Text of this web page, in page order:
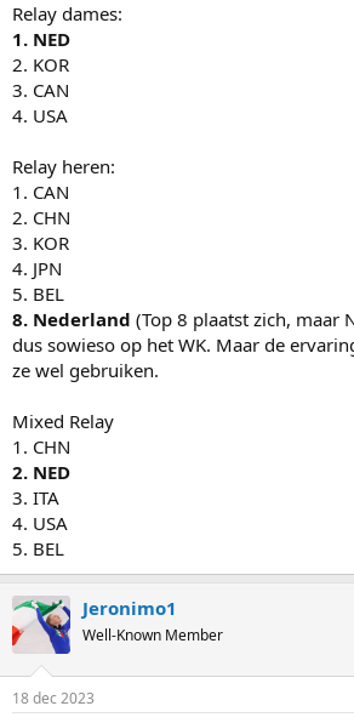
Relay dames:
1. NED
2. KOR
3. CAN
4. USA
Relay heren:
1. CAN
2. CHN
3. KOR
4. JPN
5. BEL
8. Nederland (Top 8 plaatst zich, maar
dus sowieso op het WK. Maar de
ze wel gebruiken.
Mixed Relay
1. CHN
2. NED
3. ITA
4. USA
5. BEL
Jeronimo1
Well-Known Member
18 dec 2023